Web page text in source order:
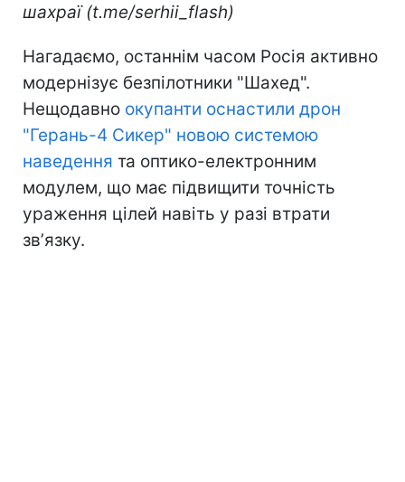
шахраї (t.me/serhii_flash)
Нагадаємо, останнім часом Росія активно
модернізує безпілотники "Шахед".
Нещодавно окупанти оснастили дрон
"Герань-4 Сикер" новою системою
наведення та оптико-електронним
модулем, що має підвищити точність
ураження цілей навіть у разі втрати
звʼязку.